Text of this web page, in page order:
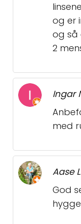
og er
og så
2
Ingar
med
Aase
God